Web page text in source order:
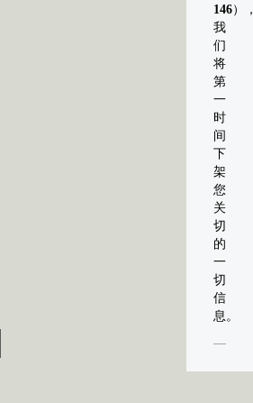
146）
我
们
将
第
一
时
间
下
架
您
关
切
的
一
切
信
息。